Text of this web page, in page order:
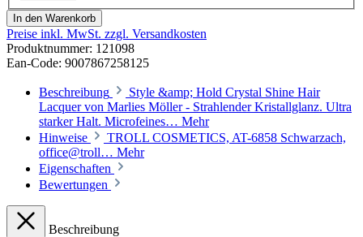
In den Warenkorb
Preise inkl. MwSt. zzgl. Versandkosten
Produktnummer: 121098
Ean-Code: 9007867258125
Beschreibung
Style &amp; Hold Crystal Shine Hair
Lacquer von Marlies Möller - Strahlender Kristallglanz. Ultra
starker Halt. Microfeines… Mehr
Hinweise
TROLL COSMETICS, AT-6858 Schwarzach,
office@troll… Mehr
Eigenschaften
Bewertungen
Beschreibung